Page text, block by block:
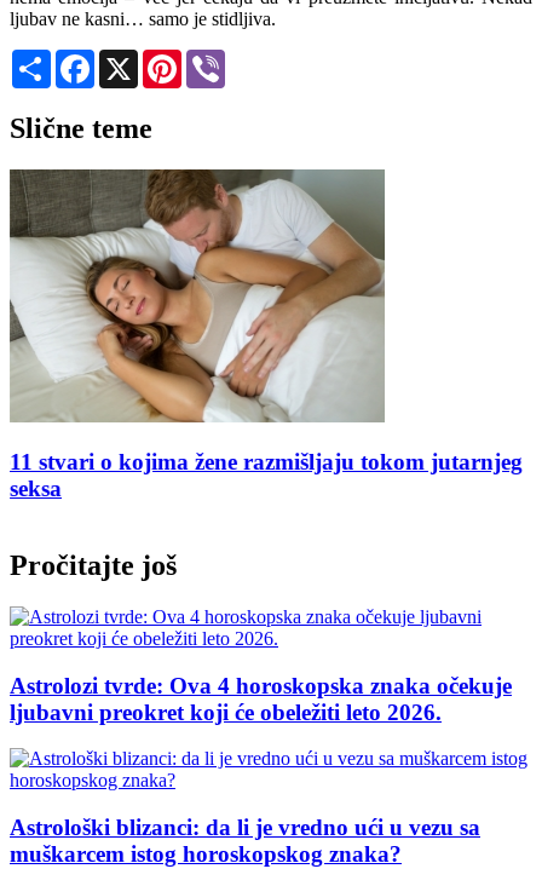
ljubav ne kasni… samo je stidljiva.
Share Facebook
X Pinterest
Slične teme
11 stvari o kojima žene razmišljaju tokom jutarnjeg
seksa
Pročitajte još
Astrolozi tvrde: Ova 4 horoskopska znaka očekuje
ljubavni preokret koji će obeležiti leto 2026.
Astrološki blizanci: da li je vredno ući u vezu sa
muškarcem istog horoskopskog znaka?